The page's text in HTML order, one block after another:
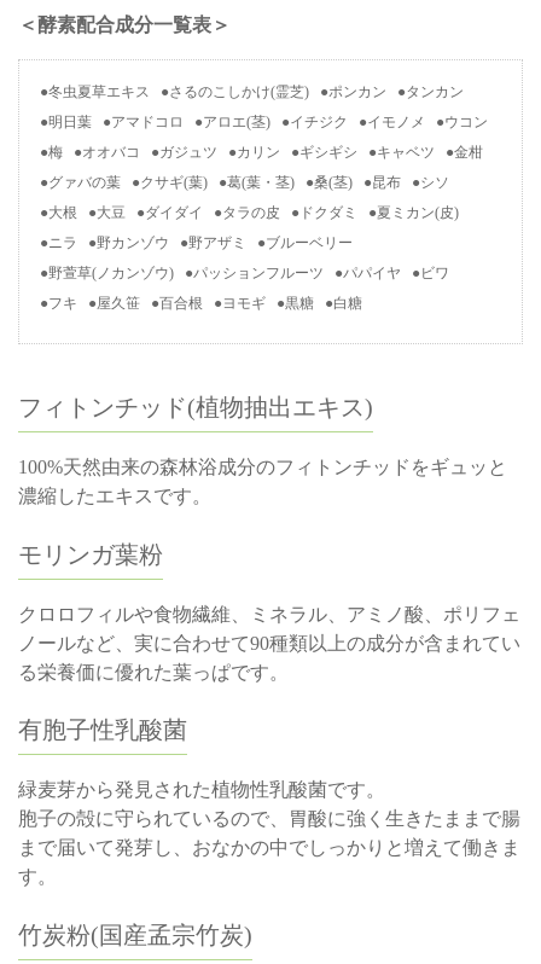
＜酵素配合成分一覧表＞
冬虫夏草エキス さるのこしかけ(霊芝) ポンカン
タンカン
明日葉
アマドコロ アロエ(茎) イチジク イモノメ
ウコン
梅
オオバコ ガジュツ カリン ギシギシ キャベツ
金柑
グァバの葉
クサギ(葉) 葛(葉・茎) 桑(茎) 昆布
シソ
大根
大豆 ダイダイ タラの皮 ドクダミ
夏ミカン(皮)
ニラ
野カンゾウ 野アザミ
ブルーベリー
野萱草(ノカンゾウ)
パッションフルーツ パパイヤ
ビワ
フキ
屋久笹 百合根 ヨモギ 黒糖 白糖
フィトンチッド(植物抽出エキス)
100%天然由来の森林浴成分のフィトンチッドをギュッと
濃縮したエキスです。
モリンガ葉粉
クロロフィルや食物繊維、ミネラル、アミノ酸、ポリフェ
ノールなど、実に合わせて90種類以上の成分が含まれてい
る栄養価に優れた葉っぱです。
有胞子性乳酸菌
緑麦芽から発見された植物性乳酸菌です。
胞子の殻に守られているので、胃酸に強く生きたままで腸
まで届いて発芽し、おなかの中でしっかりと増えて働きま
す。
竹炭粉(国産孟宗竹炭)